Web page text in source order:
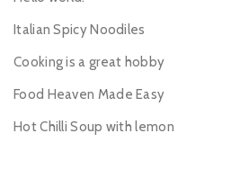
Italian Spicy Noodiles
Cooking is a great hobby
Food Heaven Made Easy
Hot Chilli Soup with lemon